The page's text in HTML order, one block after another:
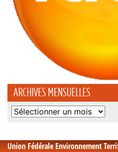
ARCHIVES MENSUELLES
Archives
Union Fédérale Environnement